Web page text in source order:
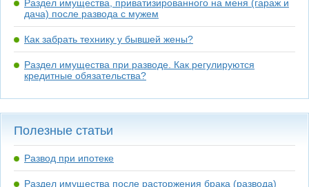
Раздел имущества, приватизированного на меня (гараж и
дача) после развода с мужем
Как забрать технику у бывшей жены?
Раздел имущества при разводе. Как регулируются
кредитные обязательства?
Полезные статьи
Развод при ипотеке
Раздел имущества после расторжения брака (развода)